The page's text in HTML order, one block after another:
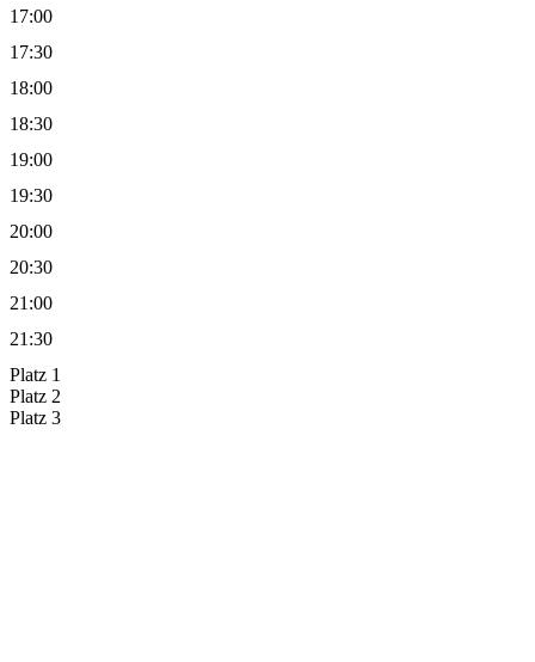
17:00
17:30
18:00
18:30
19:00
19:30
20:00
20:30
21:00
21:30
Platz 1
Platz 2
Platz 3